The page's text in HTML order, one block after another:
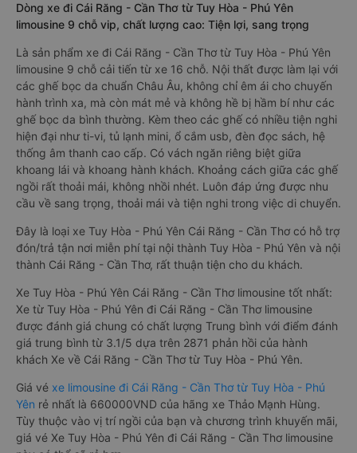
Dòng xe đi Cái Răng - Cần Thơ từ Tuy Hòa - Phú Yên
limousine 9 chỗ vip, chất lượng cao: Tiện lợi, sang trọng
Là sản phẩm xe đi Cái Răng - Cần Thơ từ Tuy Hòa - Phú Yên
limousine 9 chỗ cải tiến từ xe 16 chỗ. Nội thất được làm lại với
các ghế bọc da chuẩn Châu Âu, không chỉ êm ái cho chuyến
hành trình xa, mà còn mát mẻ và không hề bị hầm bí như các
ghế bọc da bình thường. Kèm theo các ghế có nhiều tiện nghi
hiện đại như ti-vi, tủ lạnh mini, ổ cắm usb, đèn đọc sách, hệ
thống âm thanh cao cấp. Có vách ngăn riêng biệt giữa
khoang lái và khoang hành khách. Khoảng cách giữa các ghế
ngồi rất thoải mái, không nhồi nhét. Luôn đáp ứng được nhu
cầu về sang trọng, thoải mái và tiện nghi trong việc di chuyển.
Đây là loại xe Tuy Hòa - Phú Yên Cái Răng - Cần Thơ có hỗ trợ
đón/trả tận nơi miễn phí tại nội thành Tuy Hòa - Phú Yên và nội
thành Cái Răng - Cần Thơ, rất thuận tiện cho du khách.
Xe Tuy Hòa - Phú Yên Cái Răng - Cần Thơ limousine tốt nhất:
Xe từ Tuy Hòa - Phú Yên đi Cái Răng - Cần Thơ limousine
được đánh giá chung có chất lượng Trung bình với điểm đánh
giá trung bình từ 3.1/5 dựa trên 2871 phản hồi của hành
khách Xe về Cái Răng - Cần Thơ từ Tuy Hòa - Phú Yên.
Giá vé xe limousine đi Cái Răng - Cần Thơ từ Tuy Hòa - Phú
Yên rẻ nhất là 660000VND của hãng xe Thảo Mạnh Hùng.
Tùy thuộc vào vị trí ngồi của bạn và chương trình khuyến mãi,
giá vé Xe Tuy Hòa - Phú Yên đi Cái Răng - Cần Thơ limousine